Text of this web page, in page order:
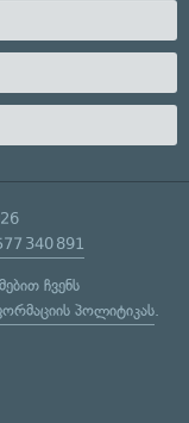
340 891
ჩვენს
პოლიტიკას.